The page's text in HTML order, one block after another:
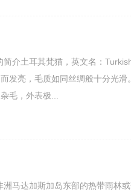
介土耳其梵猫，英文名：
发亮，毛质如同丝绸般十分光滑
毛，外表极...
马达加斯加岛东部的热带雨林